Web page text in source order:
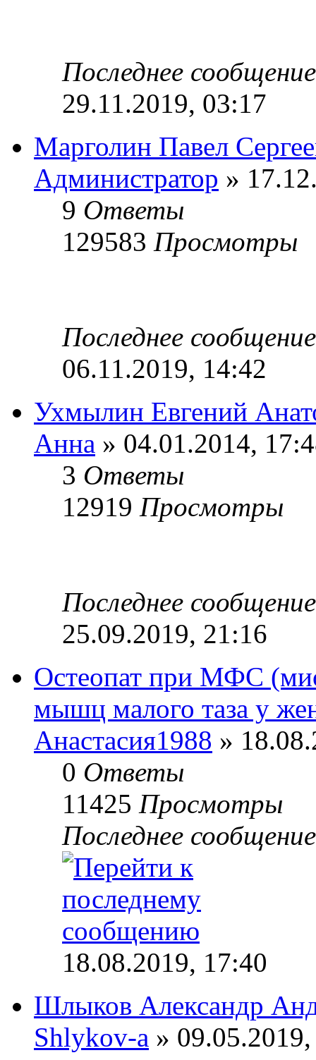
Последнее
29.11.2019, 03:17
Марголин Павел
Администратор »
9 Ответы
129583 Просмотры
Последнее
06.11.2019, 14:42
Ухмылин Евгений
Анна » 04.01.2014,
3 Ответы
12919 Просмотры
Последнее
25.09.2019, 21:16
Остеопат при МФС
мышц малого таза у
Анастасия1988 »
0 Ответы
11425 Просмотры
Последнее
18.08.2019, 17:40
Шлыков Александр
Shlykov-a »